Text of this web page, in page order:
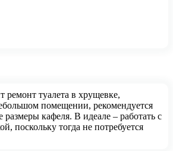
ремонт туалета в хрущевке,
помещении, рекомендуется
кафеля. В идеале – работать с
поскольку тогда не потребуется